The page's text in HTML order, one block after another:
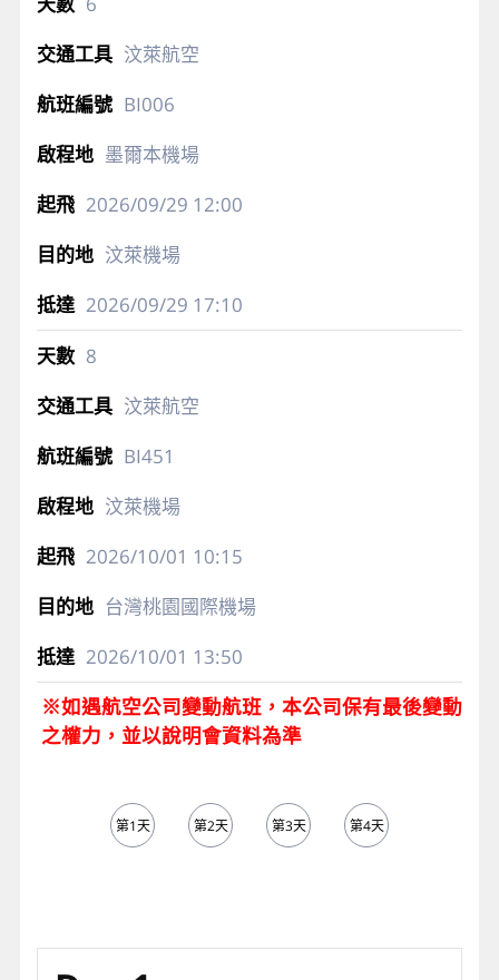
汶萊航空
BI006
墨爾本機場
2026/09/29 12:00
汶萊機場
2026/09/29 17:10
8
汶萊航空
BI451
汶萊機場
2026/10/01 10:15
台灣桃園國際機場
2026/10/01 13:50
※如遇航空公司變動航班，本公司保有最後變動
之權力，並以說明會資料為準
第1天 第2天 第3天 第4天